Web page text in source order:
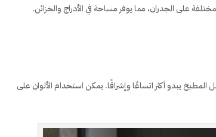
على الجدران، مما يوفر مساحة في الأدراج والخزائن.
يبدو أكثر اتساعًا وإشراقًا. يمكن استخدام الألوان على